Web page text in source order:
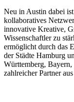
Neu in Austin dabei
kollaboratives
innovative Kreative,
Wissenschaftler zu
ermöglicht durch das
der Städte Hamburg
Württemberg,
zahlreicher Partner